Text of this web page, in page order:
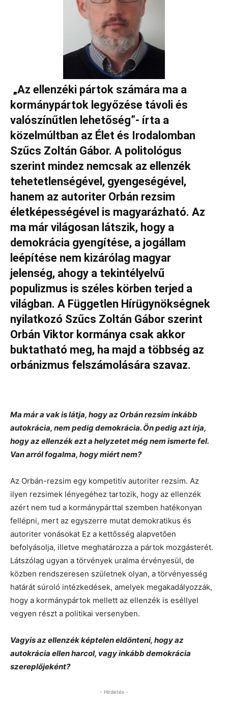
„Az ellenzéki pártok számára ma a
kormánypártok legyőzése távoli és
valószínűtlen lehetőség”- írta a
közelmúltban az Élet és Irodalomban
Szűcs Zoltán Gábor. A politológus
szerint mindez nemcsak az ellenzék
tehetetlenségével, gyengeségével,
hanem az autoriter Orbán rezsim
életképességével is magyarázható. Az
ma már világosan látszik, hogy a
demokrácia gyengítése, a jogállam
leépítése nem kizárólag magyar
jelenség, ahogy a tekintélyelvű
populizmus is széles körben terjed a
világban. A Független Hírügynökségnek
nyilatkozó Szűcs Zoltán Gábor szerint
Orbán Viktor kormánya csak akkor
buktatható meg, ha majd a többség az
orbánizmus felszámolására szavaz.
Ma már a vak is látja, hogy az Orbán rezsim inkább
autokrácia, nem pedig demokrácia. Ön pedig azt írja,
hogy az ellenzék ezt a helyzetet még nem ismerte fel.
Van arról fogalma, hogy miért nem?
Az Orbán-rezsim egy kompetitív autoriter rezsim. Az
ilyen rezsimek lényegéhez tartozik, hogy az ellenzék
azért nem tud a kormánypárttal szemben hatékonyan
fellépni, mert az egyszerre mutat demokratikus és
autoriter vonásokat Ez a kettősség alapvetően
befolyásolja, illetve meghatározza a pártok mozgásterét.
Látszólag ugyan a törvények uralma érvényesül, de
közben rendszeresen születnek olyan, a törvényesség
határát súroló intézkedések, amelyek megakadályozzák,
hogy a kormánypártok mellett az ellenzék is eséllyel
vegyen részt a politikai versenyben.
Vagyis az ellenzék képtelen eldönteni, hogy az
autokrácia ellen harcol, vagy inkább demokrácia
szereplőjeként?
- Hirdetés -